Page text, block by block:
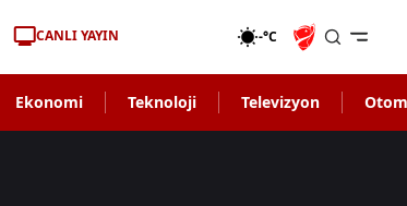
CANLI YAYIN -°C
Ekonomi Teknoloji Televizyon